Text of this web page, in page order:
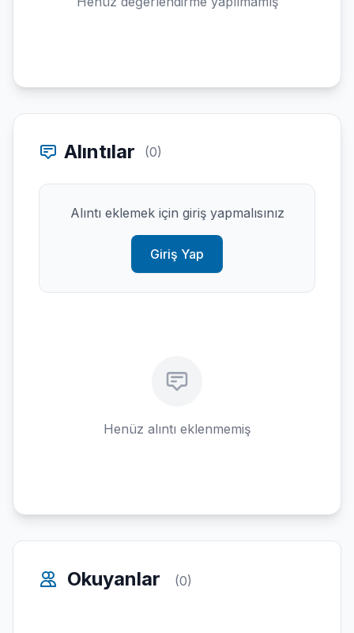
Alıntılar (0)
Alıntı eklemek için giriş yapmalısınız
Giriş Yap
Henüz alıntı eklenmemiş
Okuyanlar (0)